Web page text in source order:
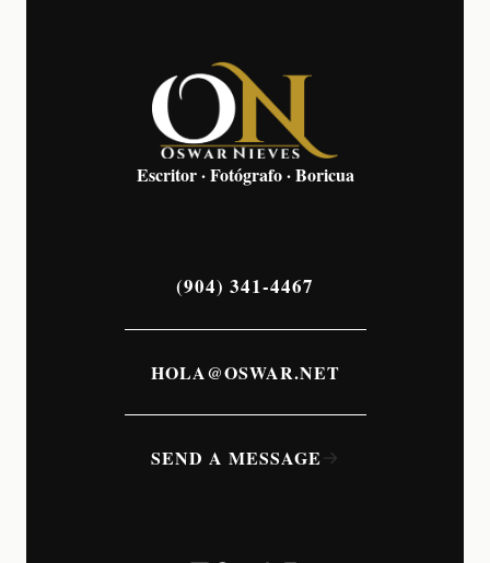
Escritor · Fotógrafo · Boricua
(904) 341-4467
HOLA@OSWAR.NET
SEND A MESSAGE